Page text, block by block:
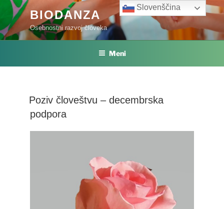
Skoči
vsebino
BIODANZA
Osebnostni razvoj človeka
Meni
Poziv človeštvu – decembrska
podpora
Slovenščina